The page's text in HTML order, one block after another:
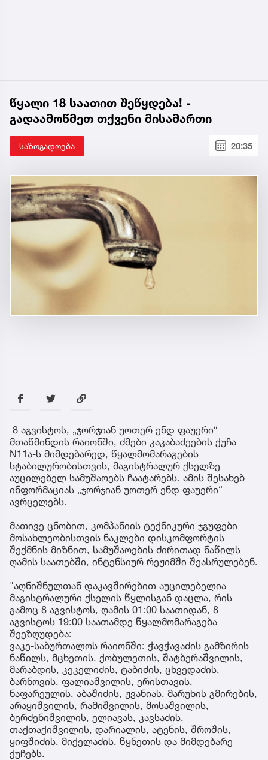
წყალი 18 საათით შეწყდება! -
გადაამოწმეთ თქვენი მისამართი
საზოგადოება 20:35
8 აგვისტოს, „ჯორჯიან უოთერ ენდ ფაუერი“
მთაწმინდის რაიონში, ძმები კაკაბაძეების ქუჩა
N11ა-ს მიმდებარედ, წყალმომარაგების
სტაბილურობისთვის, მაგისტრალურ ქსელზე
აუცილებელ სამუშაოებს ჩაატარებს. ამის შესახებ
ინფორმაციას „ჯორჯიან უოთერ ენდ ფაუერი“
ავრცელებს.
მათივე ცნობით, კომპანიის ტექნიკური ჯგუფები
მოსახლეობისთვის ნაკლები დისკომფორტის
შექმნის მიზნით, სამუშაოების ძირითად ნაწილს
ღამის საათებში, ინტენსიურ რეჟიმში შეასრულებენ.
"აღნიშნულთან დაკავშირებით აუცილებელია
მაგისტრალური ქსელის წყლისგან დაცლა, რის
გამოც 8 აგვისტოს, ღამის 01:00 საათიდან, 8
აგვისტოს 19:00 საათამდე წყალმომარაგება
შეეზღუდება:
ვაკე-საბურთალოს რაიონში: ჭავჭავაძის გამზირის
ნაწილს, მცხეთის, ქობულეთის, შატბერაშვილის,
მარაბდის, კეკელიძის, ტაბიძის, ცხვედაძის,
ბარნოვის, ფალიაშვილის, ერისთავის,
ნაფარეულის, აბაშიძის, ჟვანიას, მარუხის გმირების,
არაყიშვილის, რამიშვილის, მოსაშვილის,
ბერძენიშვილის, ელიავას, კავსაძის,
თაქთაქიშვილის, დარიალის, ატენის, შროშის,
ყიფშიძის, მიქელაძის, წყნეთის და მიმდებარე
ქუჩებს.